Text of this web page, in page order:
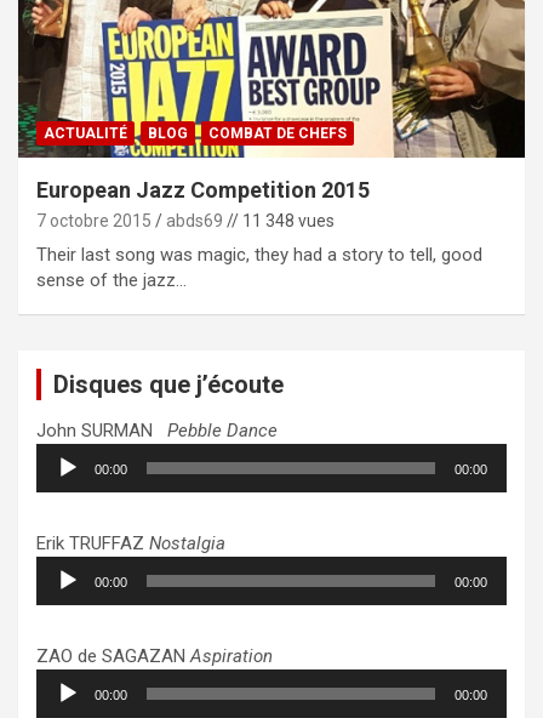
ACTUALITÉ BLOG COMBAT DE CHEFS
European Jazz Competition 2015
7 octobre 2015 abds69 // 11 348 vues
Their last song was magic, they had a story to tell, good
sense of the jazz…
Disques que j’écoute
John SURMAN Pebble Dance
Lecteur
audio
00:00 00:00
Erik TRUFFAZ Nostalgia
Lecteur
audio
00:00 00:00
ZAO de SAGAZANAspiration
Lecteur
audio
00:00 00:00